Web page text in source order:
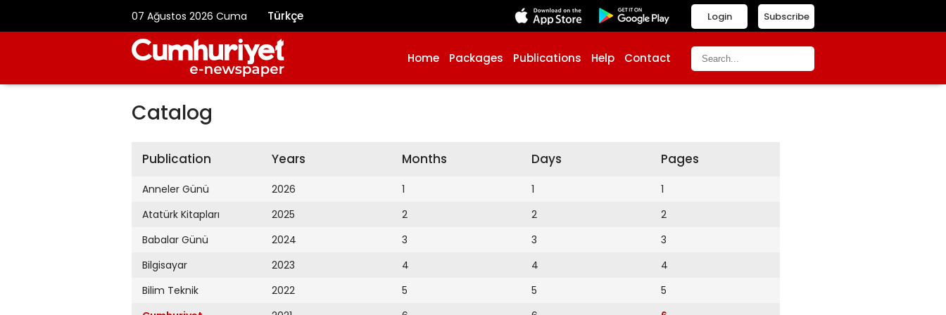
07 Ağustos 2026 Cuma Türkçe Subscribe
Login
Home Packages Publications Help Contact
Catalog
Publication
Anneler Günü
Atatürk Kitapları
Babalar Günü
Bilgisayar
Bilim Teknik
Years
2026
2025
2024
2023
2022
Months
1
2
3
4
5
Days
1
2
3
4
5
Pages
1
2
3
4
5